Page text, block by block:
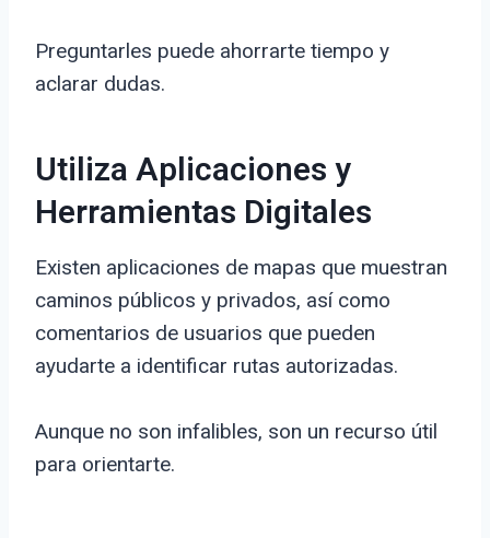
Preguntarles puede ahorrarte tiempo y
aclarar dudas.
Utiliza Aplicaciones y
Herramientas Digitales
Existen aplicaciones de mapas que muestran
caminos públicos y privados, así como
comentarios de usuarios que pueden
ayudarte a identificar rutas autorizadas.
Aunque no son infalibles, son un recurso útil
para orientarte.